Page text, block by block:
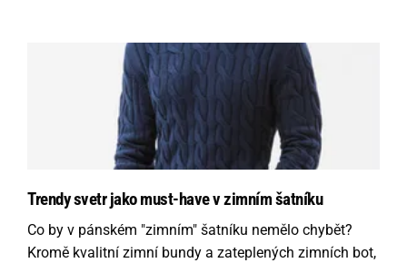
Trendy svetr jako must-have v zimním šatníku
Co by v pánském "zimním" šatníku nemělo chybět?
Kromě kvalitní zimní bundy a zateplených zimních bot,